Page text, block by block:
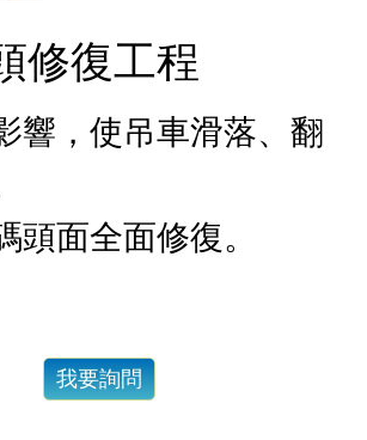
修復工程
響，使吊車滑落、翻
頭面全面修復。
我要詢問